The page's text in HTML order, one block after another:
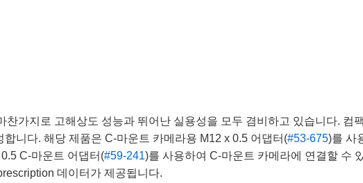
찬가지로 고해상도 성능과 뛰어난 실용성을 모두 겸비하고 있습니다. 컴
니다. 해당 제품은 C-마운트 카메라용 M12 x 0.5 어댑터(#53-675)를 사
C-마운트 어댑터(#59-241)를 사용하여 C-마운트 카메라에 연결할 수
데이터가 제공됩니다.